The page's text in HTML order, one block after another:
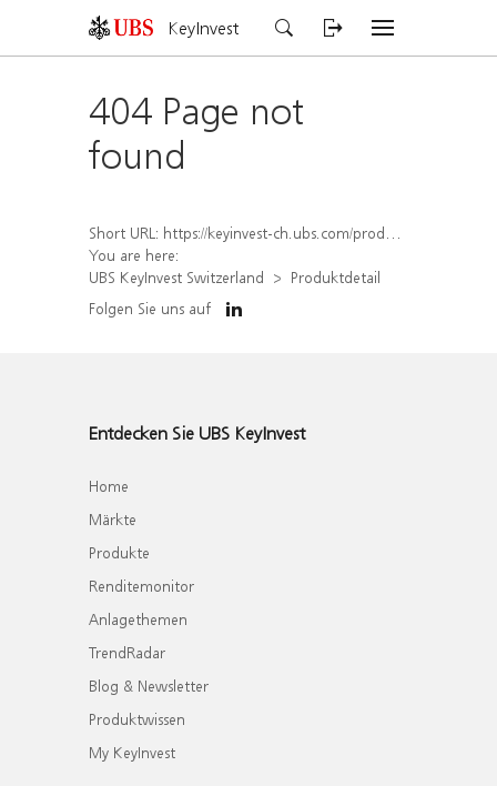
KeyInvest
404 Page not
found
Short URL: https://keyinvest-ch.ubs.com/produkt/detail/index/isin/CH1570515564
You are here:
UBS KeyInvest Switzerland
Produktdetail
Folgen Sie uns auf
Entdecken Sie UBS KeyInvest
Home
Märkte
Produkte
Renditemonitor
Anlagethemen
TrendRadar
Blog & Newsletter
Produktwissen
My KeyInvest